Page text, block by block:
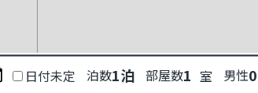
日付未定 泊数 部屋数 室 男性